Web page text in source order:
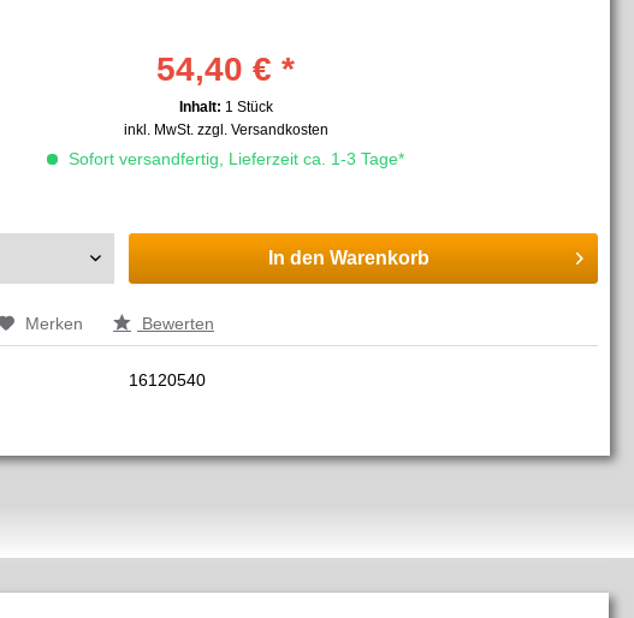
54,40 € *
Inhalt: 1 Stück
inkl. MwSt. zzgl. Versandkosten
Sofort versandfertig, Lieferzeit ca. 1-3 Tage*
In den Warenkorb
Merken Bewerten
16120540